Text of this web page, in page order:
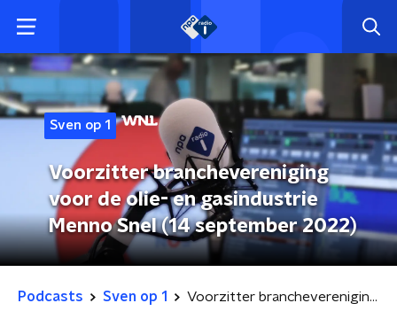
Sven op 1
Voorzitter branchevereniging
voor de olie- en gasindustrie
Menno Snel (14 september 2022)
Podcasts Sven op 1 Voorzitter branchevereniging voor de olie- en gasindustrie Menno Snel (14 september 2022)